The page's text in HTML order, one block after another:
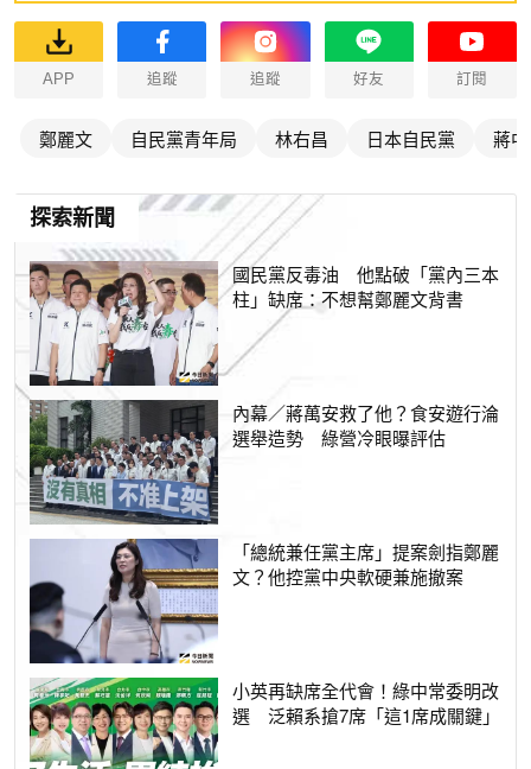
APP 追蹤 追蹤 好友 訂閱
鄭麗文 自民黨青年局 林右昌 日本自民黨 蔣
探索新聞
國民黨反毒油 他點破「黨內三本
柱」缺席：不想幫鄭麗文背書
內幕／蔣萬安救了他？食安遊行淪
選舉造勢 綠營冷眼曝評估
「總統兼任黨主席」提案劍指鄭麗
文？他控黨中央軟硬兼施撤案
小英再缺席全代會！綠中常委明改
選 泛賴系搶7席「這1席成關鍵」